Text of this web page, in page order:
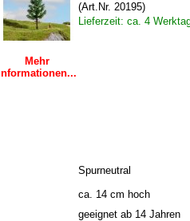
Mehr
Informationen...
(Art.Nr. 20195)
Lieferzeit: ca. 4
Spurneutral
ca. 14 cm hoch
geeignet ab 14 Jahren